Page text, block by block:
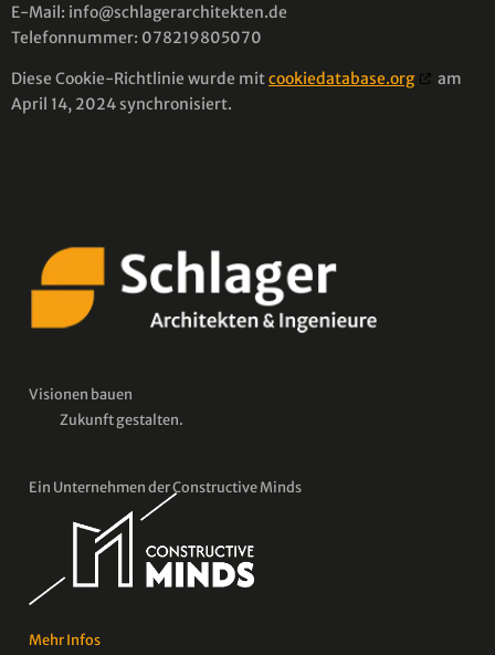
E-Mail: info@schlagerarchitekten.de
Telefonnummer: 078219805070
Diese Cookie-Richtlinie wurde mitcookiedatabase.org
am
April 14, 2024 synchronisiert.
Visionen bauen
Zukunft gestalten.
Ein Unternehmen der Constructive Minds
Mehr Infos